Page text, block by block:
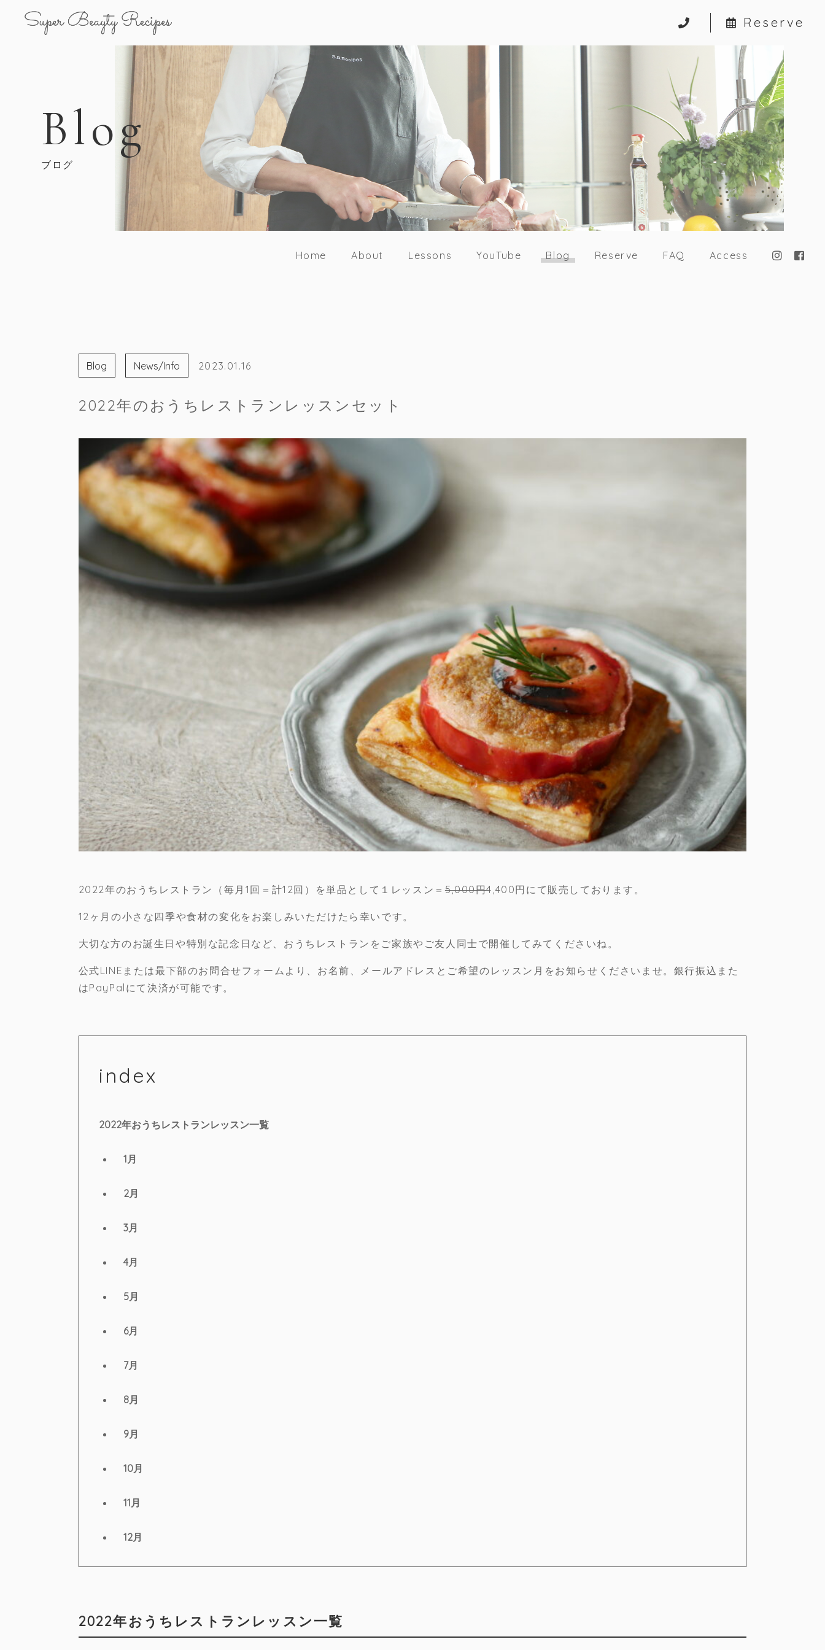
Reserve
Blog
ブログ
Home About Lessons YouTube Blog Reserve FAQ Access
Blog News/Info 2023.01.16
2022年のおうちレストランレッスンセット
2022年のおうちレストラン（毎月1回＝計12回）を単品として１レッスン＝ 5,000円4,400円にて販売しております。
12ヶ月の小さな四季や食材の変化をお楽しみいただけたら幸いです。
大切な方のお誕生日や特別な記念日など、おうちレストランをご家族やご友人同士で開催してみてくださいね。
公式LINEまたは最下部のお問合せフォームより、お名前、メールアドレスとご希望のレッスン月をお知らせくださいませ。銀行振込また
はPayPalにて決済が可能です。
index
2022年おうちレストランレッスン一覧
1月
2月
3月
4月
5月
6月
7月
8月
9月
10月
11月
12月
2022年おうちレストランレッスン一覧